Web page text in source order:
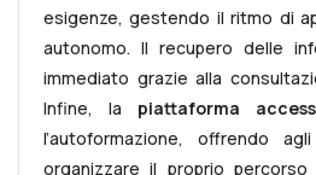
esigenze, gestendo il ritmo di
autonomo. Il recupero delle
immediato grazie alla
Infine, la piattaforma
l’autoformazione, offrendo
organizzare il proprio